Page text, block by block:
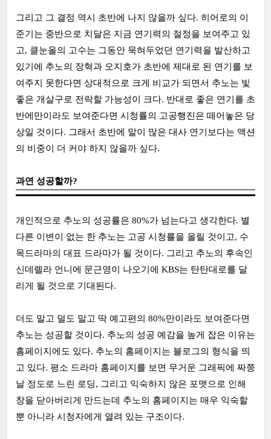
그리고 그 결정 역시 초반에 나지 않을까 싶다. 히어로의 이
준기는 중반으로 치달은 지금 연기력의 절정을 보여주고 있
고, 클눈올의 고수는 그동안 묵혀두었던 연기력을 발산하고
있기에 추노의 장혁과 오지호가 초반에 제대로 된 연기를 보
여주지 못한다면 상대적으로 크게 비교가 되면서 추노는 빛
좋은 개살구로 전락할 가능성이 크다. 반대로 좋은 연기를 초
반에만이라도 보여준다면 시청률의 고공행진은 떼어놓은 당
상일 것이다. 그래서 초반에 말이 많은 대사 연기보다는 액션
의 비중이 더 커야 하지 않을까 싶다.
과연 성공할까?
개인적으로 추노의 성공률은 80%가 넘는다고 생각한다. 별
다른 이변이 없는 한 추노는 고공 시청률을 올릴 것이고, 수
목드라마의 대표 드라마가 될 것이다. 그리고 추노의 후속인
신데렐라 언니에 문근영이 나오기에 KBS는 탄탄대로를 달
리게 될 것으로 기대된다.
더도 말고 덜도 말고 딱 예고편의 80%만이라도 보여준다면
추노는 성공할 것이다. 추노의 성공 예감을 높게 잡은 이유는
홈페이지에도 있다. 추노의 홈페이지는 블로그의 형식을 띄
고 있다. 평소 드라마 홈페이지를 보면 무거운 그래픽에 짜쯩
날 정도로 느린 로딩, 그리고 익숙하지 않은 포맷으로 인해
창을 닫아버리게 만드는데 추노의 홈페이지는 매우 익숙할
뿐 아니라 시청자에게 열려 있는 구조이다.